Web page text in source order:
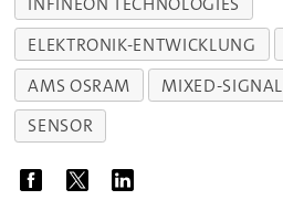
ELEKTRONIK-ENTWICKLUNG
AMS OSRAM
MIXED-SIGNAL
SENSOR